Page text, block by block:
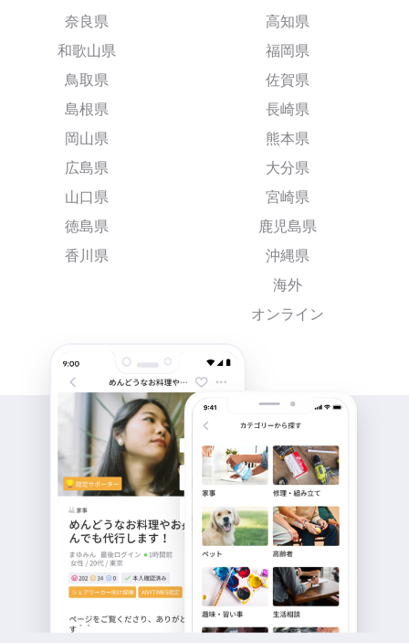
奈良県
和歌山県
鳥取県
島根県
岡山県
広島県
山口県
徳島県
香川県
高知県
福岡県
佐賀県
長崎県
熊本県
大分県
宮崎県
鹿児島県
沖縄県
海外
オンライン